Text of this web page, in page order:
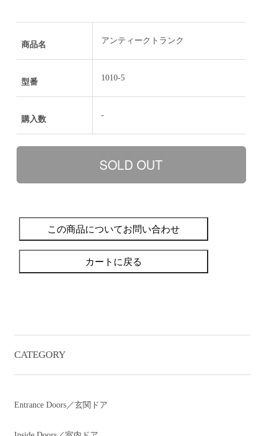
商品名 アンティークトランク
型番 1010-5
購入数 -
この商品についてお問い合わせ
カートに戻る
CATEGORY
Entrance Doors／玄関ドア